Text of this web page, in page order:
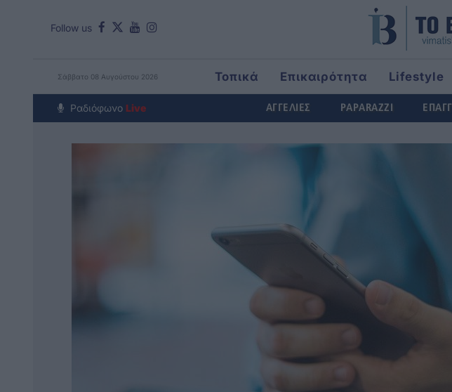
Follow us
Σάββατο 08 Αυγούστου 2026 Τοπικά Επικαιρότητα Lifestyle
Around The World
Ραδιόφωνο Live ΑΓΓΕΛΙΕΣ PAPARAZZI